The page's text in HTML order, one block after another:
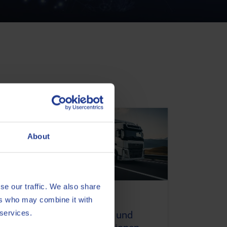
About
our traffic. We also share
who may combine it with
AUTOMOTIVE
Volvo Getriebe- und